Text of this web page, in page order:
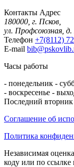
Контакты Адрес
180000, г. Псков,
ул. Профсоюзная, д.
Телефон +7(8112)
E-mail
Часы работы
- понедельник -
- воскресенье -
Последний
Соглашение об
Политика
Независимая
коду или по ссылке